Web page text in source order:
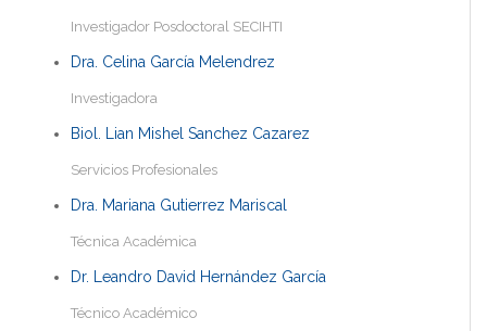
Investigador Posdoctoral SECIHTI
Dra. Celina García Melendrez
Investigadora
Biol. Lian Mishel Sanchez Cazarez
Servicios Profesionales
Dra. Mariana Gutierrez Mariscal
Técnica Académica
Dr. Leandro David Hernández García
Técnico Académico